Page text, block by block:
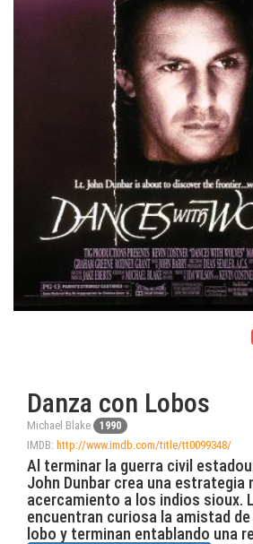
Danza con Lobos
Michael Blake 1990
IMDB: http://www.imdb.com/title/tt0099348/
Al terminar la guerra civil
John Dunbar crea una estrategia
acercamiento a los indios sioux.
encuentran curiosa la amistad de
lobo y terminan entablando una